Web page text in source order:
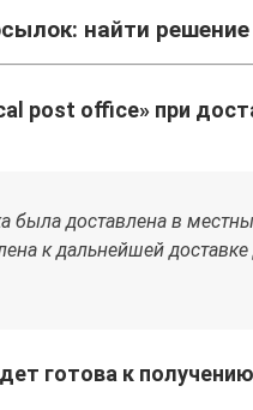
найти
post office» при
была доставлена в
к дальнейшей
готова к